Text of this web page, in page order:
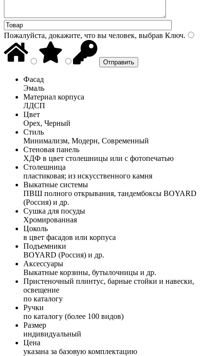
Пожалуйста, докажите, что вы человек, выбрав Ключ.
Фасад
Эмаль
Материал корпуса
ЛДСП
Цвет
Орех, Черный
Стиль
Минимализм, Модерн, Современный
Стеновая панель
ХДФ в цвет столешницы или с фотопечатью
Столешница
пластиковая; из искусственного камня
Выкатные системы
ПВШ полного открывания, тандембоксы BOYARD
(Россия) и др.
Сушка для посуды
Хромированная
Цоколь
в цвет фасадов или корпуса
Подъемники
BOYARD (Россия) и др.
Аксессуары
Выкатные корзины, бутылочницы и др.
Пристеночный плинтус, барные стойки и навески,
освещение
по каталогу
Ручки
по каталогу (более 100 видов)
Размер
индивидуальный
Цена
указана за базовую комплектацию